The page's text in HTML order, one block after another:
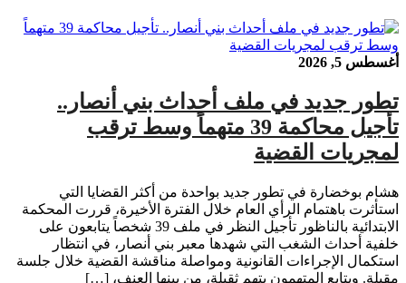
أغسطس 5, 2026
تطور جديد في ملف أحداث بني أنصار..
تأجيل محاكمة 39 متهماً وسط ترقب
لمجريات القضية
هشام بوخضارة في تطور جديد بواحدة من أكثر القضايا التي
استأثرت باهتمام الرأي العام خلال الفترة الأخيرة، قررت المحكمة
الابتدائية بالناظور تأجيل النظر في ملف 39 شخصاً يتابعون على
خلفية أحداث الشغب التي شهدها معبر بني أنصار، في انتظار
استكمال الإجراءات القانونية ومواصلة مناقشة القضية خلال جلسة
مقبلة. ويتابع المتهمون بتهم ثقيلة، من بينها العنف، […]